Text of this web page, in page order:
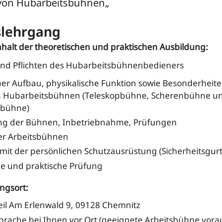
der theoretischen und praktischen Ausbildung:
Pflichten des Hubarbeitsbühnenbedieners
Aufbau, physikalische Funktion sowie
Hubarbeitsbühnen (Teleskopbühne, Scherenbühne
der Bühnen, Inbetriebnahme, Prüfungen
Arbeitsbühnen
der persönlichen Schutzausrüstung
und praktische Prüfung
Am Erlenwald 9, 09128 Chemnitz
bei Ihnen vor Ort (geeignete Arbeitsbühne